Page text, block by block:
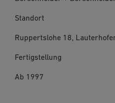
Standort
Ruppertslohe 18,
Fertigstellung
Ab 1997